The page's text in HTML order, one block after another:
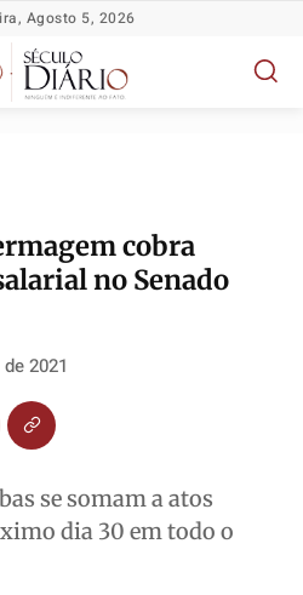
Agosto 5, 2026
cobra
no Senado
2021
se somam a atos
dia 30 em todo o